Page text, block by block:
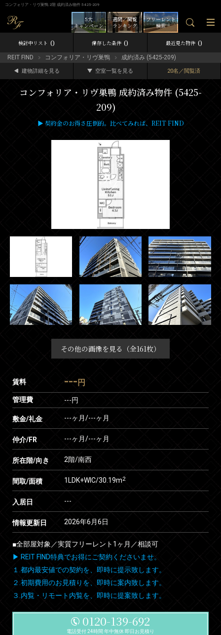
コンフォリア・リヴ巣鴨 2階 成約済み物件 5425-209
フリーレント
検索
週間／閲覧
ランキング
5大
キャンペーン
検討中リスト 0 保存した条件 0 最近見た物件 0
REIT FIND コンフォリア・リヴ巣鴨 成約済み (5425-209)
建物詳細を見る 空室一覧を見る 20名／閲覧済
コンフォリア・リヴ巣鴨 成約済み物件 (5425-
209)
▶ 契約金のお得さ圧倒的。比べてみれば、REIT FIND
その他の画像を見る（全161枚）
賃料 --- 円
管理費 ---円
敷金/礼金 ---ヶ月/---ヶ月
仲介/FR ---ヶ月/---ヶ月
所在階/向き 2階/南西
間取/面積 1LDK+WIC/30.19m2
入居日 ---
情報更新日 2026年6月6日
■全部屋対象／実質フリーレント1ヶ月／相談可
▶ REIT FIND特典でお得にご契約くださいませ。
１.都内最安値での契約を、即時に提示致します。
２.初期費用のお見積りを、即時に案内致します。
３.内覧・リモート内覧を、即時に提案致します。
0120-139-692
電話受付 24時間 年中無休 即日お見積り